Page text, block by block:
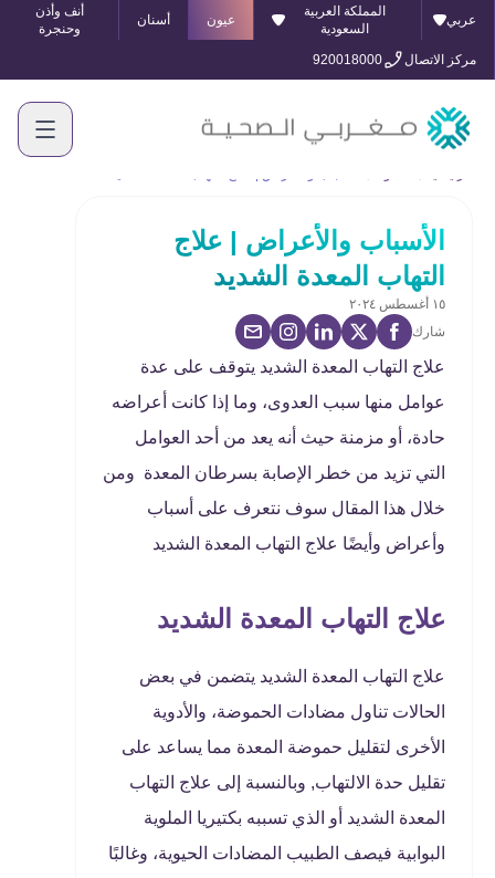
عربي
المملكة العربية
السعودية
عيون أسنان
أنف وأذن
وحنجرة
مركز الاتصال
920018000
الأسباب والأعراض | علاج
التهاب المعدة الشديد
١٥ أغسطس ٢٠٢٤
شارك
علاج التهاب المعدة الشديد يتوقف على عدة
عوامل منها سبب العدوى، وما إذا كانت أعراضه
حادة، أو مزمنة حيث أنه يعد من أحد العوامل
التي تزيد من خطر الإصابة بسرطان المعدة ومن
خلال هذا المقال سوف نتعرف على أسباب
وأعراض وأيضًا علاج التهاب المعدة الشديد
علاج التهاب المعدة الشديد
علاج التهاب المعدة الشديد يتضمن في بعض
الحالات تناول مضادات الحموضة، والأدوية
الأخرى لتقليل حموضة المعدة مما يساعد على
تقليل حدة الالتهاب, وبالنسبة إلى علاج التهاب
المعدة الشديد أو الذي تسببه بكتيريا الملوية
البوابية فيصف الطبيب المضادات الحيوية، وغالبًا